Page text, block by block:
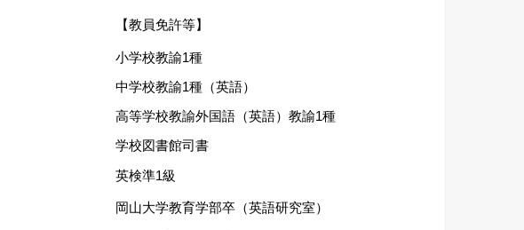
【教員免許等】
小学校教諭1種
中学校教諭1種（英語）
高等学校教諭外国語（英語）教諭1種
学校図書館司書
英検準1級
岡山大学教育学部卒（英語研究室）